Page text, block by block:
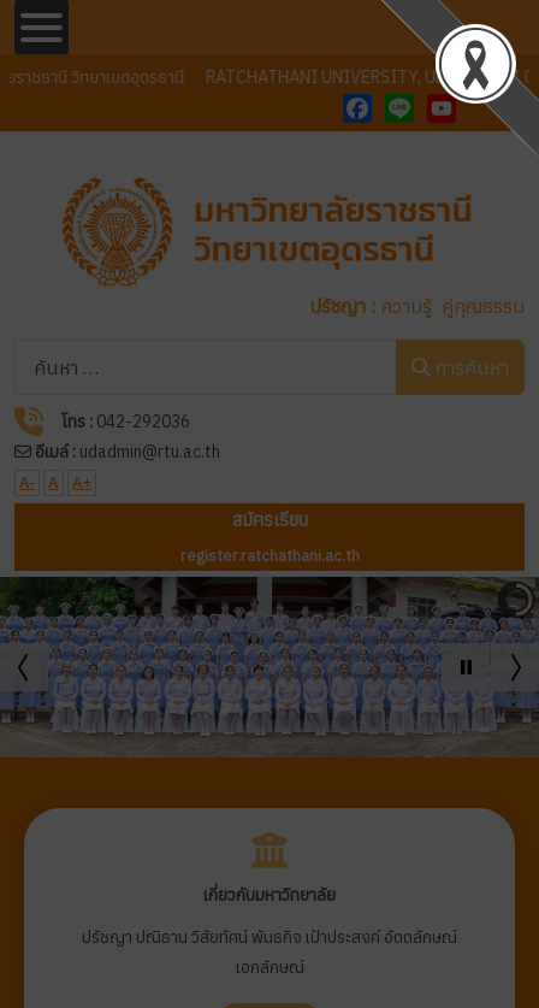
าชธานี วิทยาเขตอุดรธานี RATCHATHANI UNIVERSITY, UDONTHANI
Facebook
Line YouTube
ปรัชญา : ความรู้ คู่คุณธรรม
การค้นหา
โทร : 042-292036
อีเมล์ : udadmin@rtu.ac.th
A- A A+
สมัครเรียน
register.ratchathani.ac.th
เกี่ยวกับมหาวิทยาลัย
ปรัชญา ปณิธาน วิสัยทัศน์ พันธกิจ เป้าประสงค์ อัตตลักษณ์
เอกลักษณ์